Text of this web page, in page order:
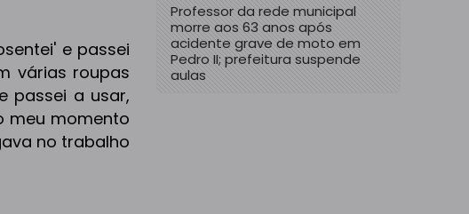
e passei
várias roupas
passei a usar,
meu momento
no trabalho
Professor da rede municipal
morre aos 63 anos após
acidente grave de moto em
Pedro II; prefeitura suspende
aulas